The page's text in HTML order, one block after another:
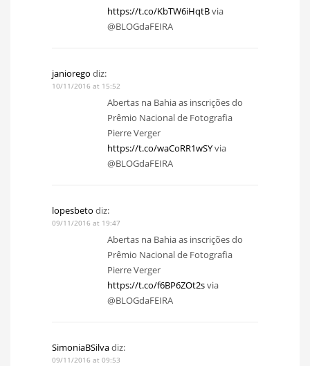
https://t.co/KbTW6iHqtBvia
@BLOGdaFEIRA
janiorego diz:
10/11/2016 at 15:52
Abertas na Bahia as inscrições do
Prêmio Nacional de Fotografia
Pierre Verger
https://t.co/waCoRR1wSYvia
@BLOGdaFEIRA
lopesbeto diz:
09/11/2016 at 19:47
Abertas na Bahia as inscrições do
Prêmio Nacional de Fotografia
Pierre Verger
https://t.co/f6BP6ZOt2svia
@BLOGdaFEIRA
SimoniaBSilvadiz:
09/11/2016 at 09:53